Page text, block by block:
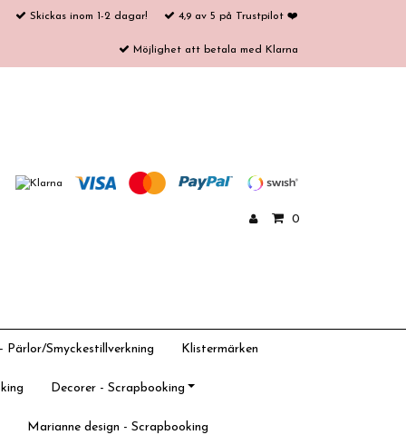
Skickas inom 1-2 dagar! 4,9 av 5 på Trustpilot ❤️
Möjlighet att betala med Klarna
0
Pärlor/Smyckestillverkning Klistermärken
Decorer - Scrapbooking
Marianne design - Scrapbooking